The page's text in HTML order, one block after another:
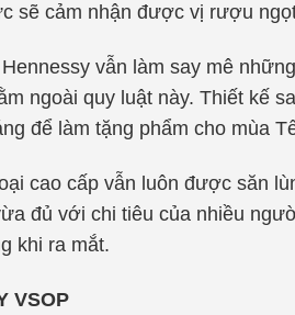
sẽ cảm nhận được vị rượu
vẫn làm say mê
ngoài quy luật này. Thiết kế
để làm tặng phẩm cho mùa
cao cấp vẫn luôn được săn
đủ với chi tiêu của nhiều
khi ra mắt.
VSOP